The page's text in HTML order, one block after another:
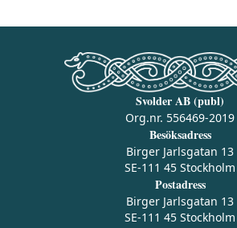
Svolder AB (publ)
Org.nr. 556469-2019
Besöksadress
Birger Jarlsgatan 13
SE-111 45 Stockholm
Postadress
Birger Jarlsgatan 13
SE-111 45 Stockholm